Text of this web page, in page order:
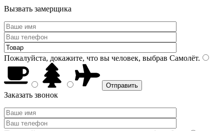
Вызвать замерщика
Пожалуйста, докажите, что вы человек, выбрав Самолёт.
Заказать звонок